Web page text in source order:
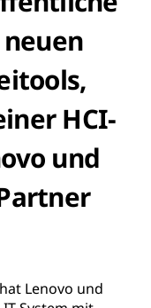
HCI-
und
Lenovo und